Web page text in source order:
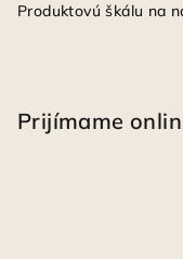
Produktovú škálu na
Prijímame